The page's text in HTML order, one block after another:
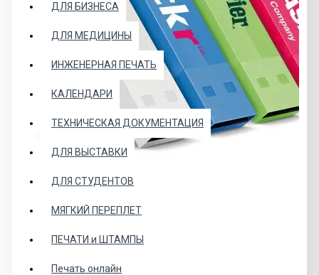
ДЛЯ БИЗНЕСА
ДЛЯ МЕДИЦИНЫ
ИНЖЕНЕРНАЯ ПЕЧАТЬ
КАЛЕНДАРИ
ТЕХНИЧЕСКАЯ ДОКУМЕНТАЦИЯ
ДЛЯ ВЫСТАВКИ
ДЛЯ СТУДЕНТОВ
МЯГКИЙ ПЕРЕПЛЕТ
ПЕЧАТИ и ШТАМПЫ
Печать онлайн